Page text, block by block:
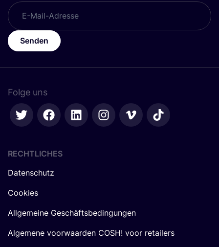
Senden
Folge uns
RECHTLICHES
Datenschutz
Cookies
Allgemeine Geschäftsbedingungen
Algemene voorwaarden COSH! voor retailers